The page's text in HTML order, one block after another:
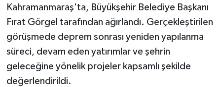
Kahramanmaraş'ta, Büyükşehir Belediye Başkanı
Fırat Görgel tarafından ağırlandı. Gerçekleştirilen
görüşmede deprem sonrası yeniden yapılanma
süreci, devam eden yatırımlar ve şehrin
geleceğine yönelik projeler kapsamlı şekilde
değerlendirildi.
DÜNYA
TREND